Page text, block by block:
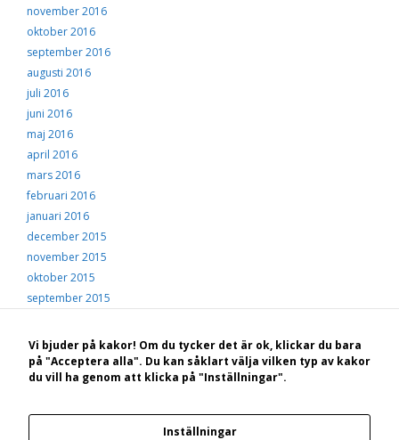
november 2016
oktober 2016
september 2016
augusti 2016
juli 2016
juni 2016
maj 2016
april 2016
mars 2016
februari 2016
januari 2016
december 2015
november 2015
oktober 2015
september 2015
juli 2015
juni 2015
maj 2015
© 2026 Hälsingekusten• Byggt med
Vi bjuder på kakor! Om du tycker det är ok, klickar du bara
på "Acceptera alla". Du kan såklart välja vilken typ av kakor
du vill ha genom att klicka på "Inställningar".
Inställningar